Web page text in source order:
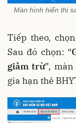
Màn hình hiển thị
Tiếp theo,
Sau đó chọn: “
giảm trừ”,
gia hạn thẻ